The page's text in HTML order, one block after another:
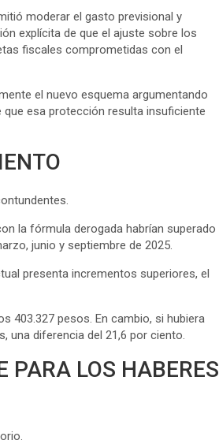
moderar el gasto previsional y
explícita de que el ajuste sobre los
fiscales comprometidas con el
el nuevo esquema argumentando
esa protección resulta insuficiente
la fórmula derogada habrían superado
junio y septiembre de 2025.
presenta incrementos superiores, el
403.327 pesos. En cambio, si hubiera
una diferencia del 21,6 por ciento.
PARA LOS HABERES